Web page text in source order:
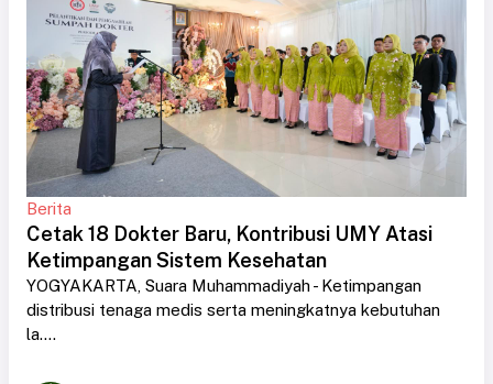
Berita
Cetak 18 Dokter Baru, Kontribusi UMY Atasi
Ketimpangan Sistem Kesehatan
YOGYAKARTA, Suara Muhammadiyah - Ketimpangan
distribusi tenaga medis serta meningkatnya kebutuhan
la....